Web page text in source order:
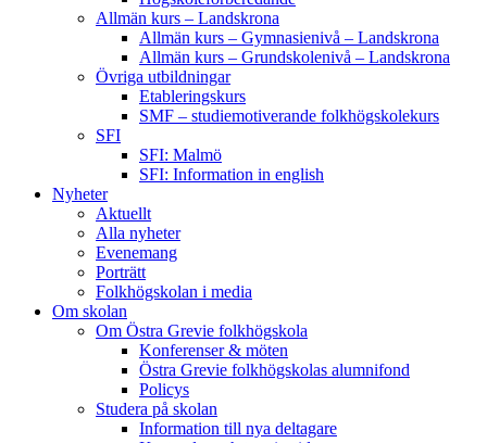
Allmän kurs – Landskrona
Allmän kurs – Gymnasienivå – Landskrona
Allmän kurs – Grundskolenivå – Landskrona
Övriga utbildningar
Etableringskurs
SMF – studiemotiverande folkhögskolekurs
SFI
SFI: Malmö
SFI: Information in english
Nyheter
Aktuellt
Alla nyheter
Evenemang
Porträtt
Folkhögskolan i media
Om skolan
Om Östra Grevie folkhögskola
Konferenser & möten
Östra Grevie folkhögskolas alumnifond
Policys
Studera på skolan
Information till nya deltagare